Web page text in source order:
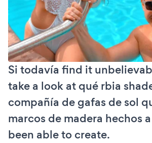
Si todavía find it
take a look at qué rbia
compañía de gafas de sol
marcos de madera hechos
been able to create.